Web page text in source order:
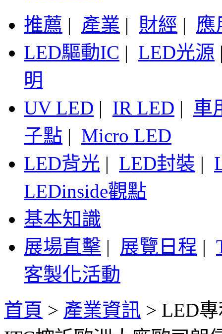
推薦 | 產業 | 財經 | 應
LED驅動IC | LED光源
明
UV LED | IR LED | 車
子點 | Micro LED
LED背光 | LED封裝 |
LEDinside觀點
基本知識
展場直擊 | 展覽日程 |
客製化活動
首頁 > 產業資訊 > LED